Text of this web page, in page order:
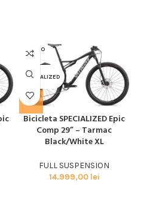
SOLD O
UT
SPECIALIZED
Bicicleta SPECIALIZED Epic
Comp 29” – Tarmac
Black/White XL
FULL SUSPENSION
14.999,00 lei